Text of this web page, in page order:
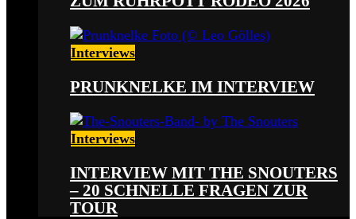
Interviews
PRUNKNELKE IM INTERVIEW
Interviews
INTERVIEW MIT THE SNOUTERS
– 20 SCHNELLE FRAGEN ZUR
TOUR